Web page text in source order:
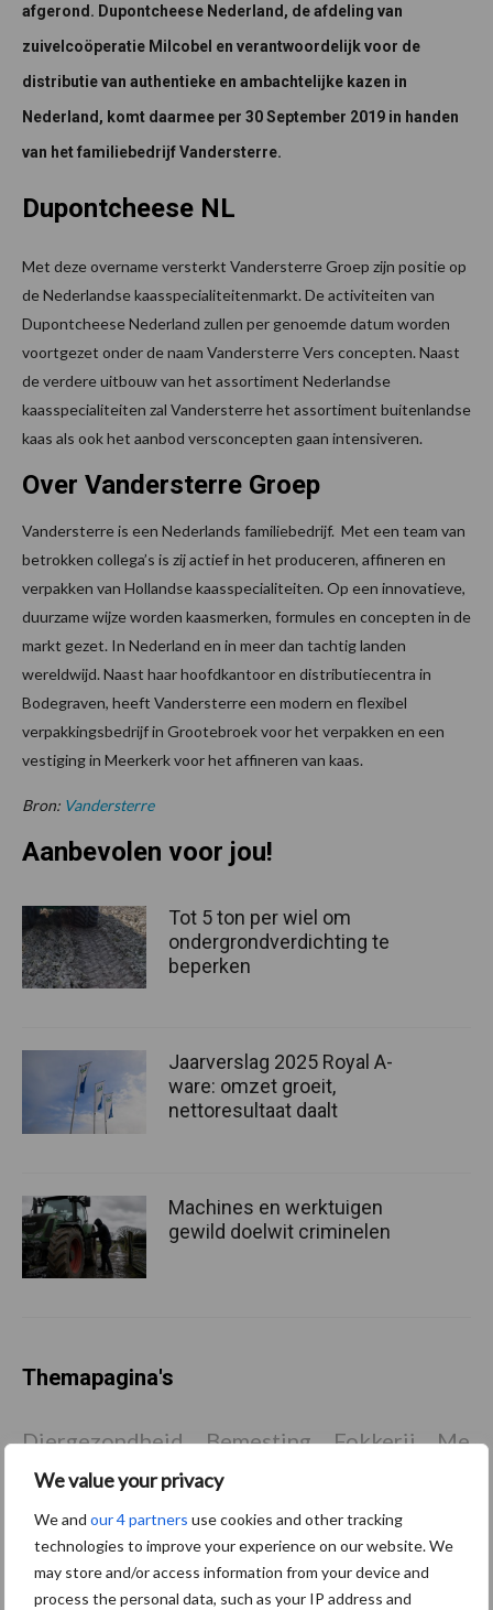
We value your privacy
We and our 4 partners use cookies and other tracking
technologies to improve your experience on our website. We
may store and/or access information from your device and
process the personal data, such as your IP address and
afgerond. Dupontcheese Nederland, de afdeling van
zuivelcoöperatie Milcobel en verantwoordelijk voor de
distributie van authentieke en ambachtelijke kazen in
Nederland, komt daarmee per 30 September 2019 in handen
van het familiebedrijf Vandersterre.
Dupontcheese NL
Met deze overname versterkt Vandersterre Groep zijn positie op
de Nederlandse kaasspecialiteitenmarkt. De activiteiten van
Dupontcheese Nederland zullen per genoemde datum worden
voortgezet onder de naam Vandersterre Vers concepten. Naast
de verdere uitbouw van het assortiment Nederlandse
kaasspecialiteiten zal Vandersterre het assortiment buitenlandse
kaas als ook het aanbod versconcepten gaan intensiveren.
Over Vandersterre Groep
Vandersterre is een Nederlands familiebedrijf. Met een team van
betrokken collega’s is zij actief in het produceren, affineren en
verpakken van Hollandse kaasspecialiteiten. Op een innovatieve,
duurzame wijze worden kaasmerken, formules en concepten in de
markt gezet. In Nederland en in meer dan tachtig landen
wereldwijd. Naast haar hoofdkantoor en distributiecentra in
Bodegraven, heeft Vandersterre een modern en flexibel
verpakkingsbedrijf in Grootebroek voor het verpakken en een
vestiging in Meerkerk voor het affineren van kaas.
Bron: Vandersterre
Aanbevolen voor jou!
Tot 5 ton per wiel om
ondergrondverdichting te
beperken
Jaarverslag 2025 Royal A-
ware: omzet groeit,
nettoresultaat daalt
Machines en werktuigen
gewild doelwit criminelen
Themapagina's
Diergezondheid Bemesting Fokkerij
Bedrijfsnieuws
Ligbox &
Voerhekken